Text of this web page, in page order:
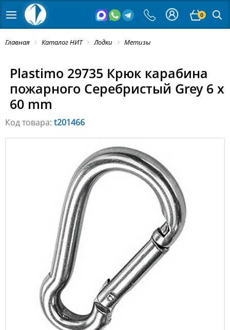
0
Главная Каталог НИТ Лодки Метизы
Plastimo 29735 Крюк карабина
пожарного Серебристый Grey 6 x
60 mm
Код товара: t201466